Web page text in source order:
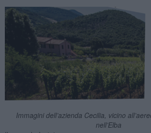
Immagini dell’azienda Cecilia, vicino
nell’Elba